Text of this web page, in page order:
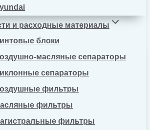
и расходные материалы
блоки
масляные сепараторы
сепараторы
фильтры
фильтры
фильтры